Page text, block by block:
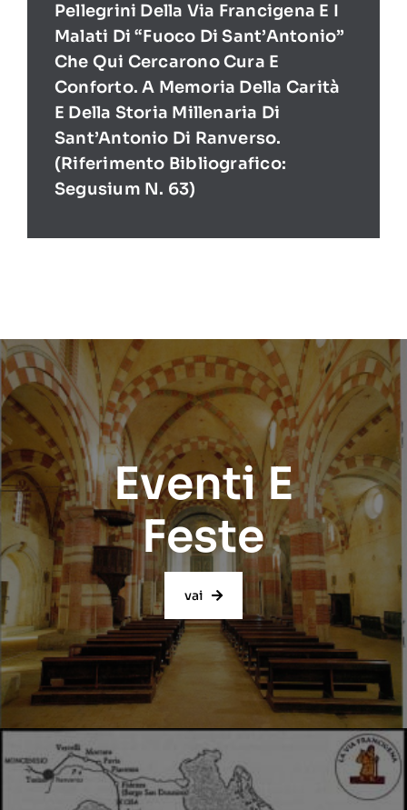
Pellegrini Della Via Francigena E I
Malati Di “Fuoco Di Sant’Antonio”
Che Qui Cercarono Cura E
Conforto. A Memoria Della Carità
E Della Storia Millenaria Di
Sant’Antonio Di Ranverso.
(Riferimento Bibliografico:
Segusium N. 63)
Eventi E
Feste
vai